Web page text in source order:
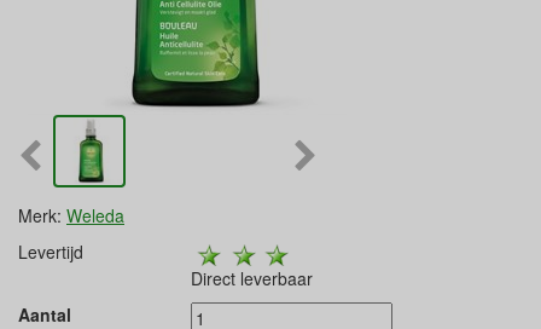
Merk: Weleda
Levertijd
Direct leverbaar
Aantal